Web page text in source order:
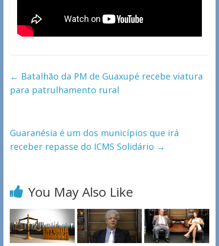
← Batalhão da PM de Guaxupé recebe viatura
para patrulhamento rural
Guaranésia é um dos municípios que irá
receber repasse do ICMS Solidário →
You May Also Like